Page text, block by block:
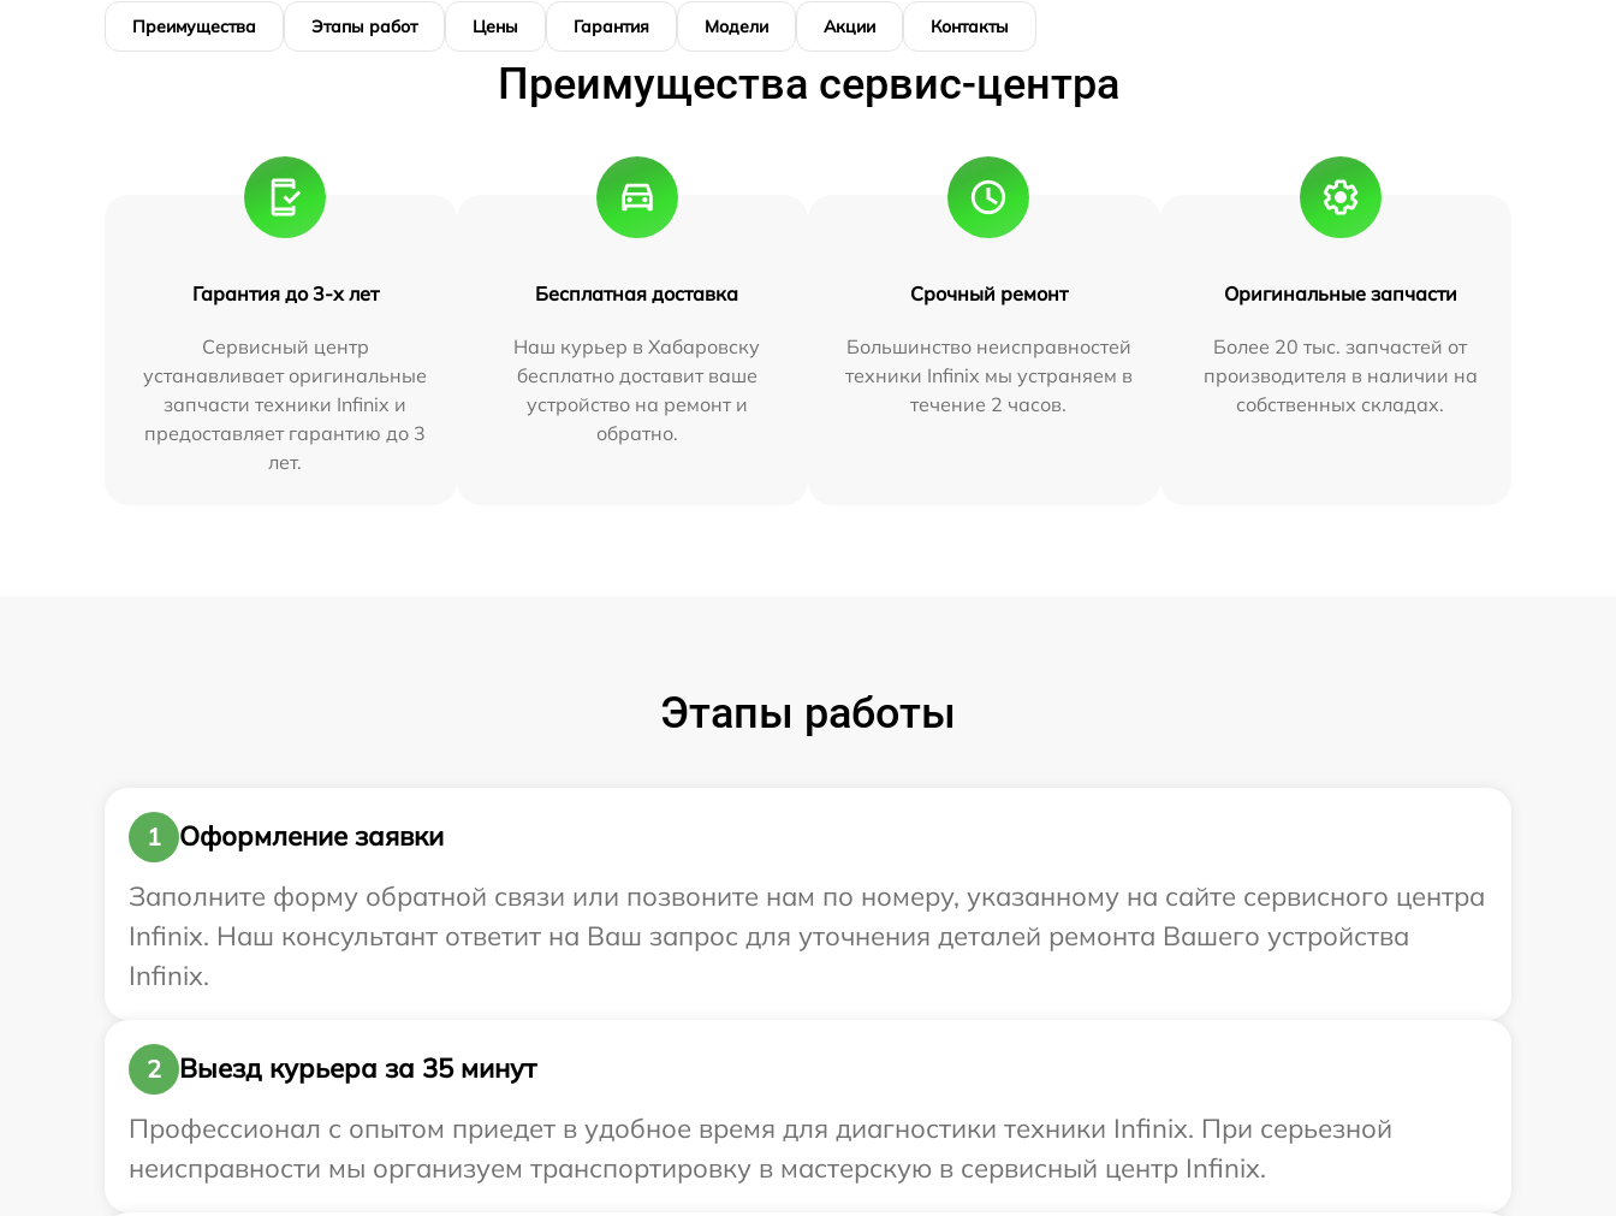
Преимущества Этапы работ Цены Гарантия Модели Акции Контакты
Преимущества сервис-центра
Гарантия до 3-х лет
Сервисный центр
устанавливает оригинальные
запчасти техники Infinix и
предоставляет гарантию до 3
лет.
Бесплатная доставка
Наш курьер в Хабаровску
бесплатно доставит ваше
устройство на ремонт и
обратно.
Срочный ремонт
Большинство неисправностей
техники Infinix мы устраняем в
течение 2 часов.
Оригинальные запчасти
Более 20 тыс. запчастей от
производителя в наличии на
собственных складах.
Этапы работы
1
Оформление заявки
Заполните форму обратной связи или позвоните нам по номеру, указанному на сайте сервисного центра
Infinix. Наш консультант ответит на Ваш запрос для уточнения деталей ремонта Вашего устройства
Infinix.
2
Выезд курьера за 35 минут
Профессионал с опытом приедет в удобное время для диагностики техники Infinix. При серьезной
неисправности мы организуем транспортировку в мастерскую в сервисный центр Infinix.